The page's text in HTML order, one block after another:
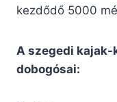
kezdődő 5000
A szegedi
dobogósai: